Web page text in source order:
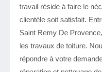
travail réside à faire le
clientèle soit satisfait.
Saint Remy De
les travaux de toiture.
répondre à votre